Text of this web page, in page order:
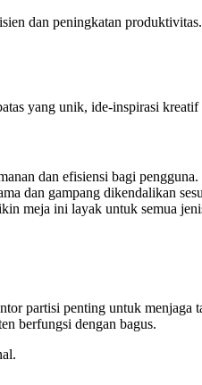
dan peningkatan
yang unik, ide-inspirasi
dan efisiensi bagi
dan gampang dikendalikan
meja ini layak untuk semua
partisi penting untuk menjaga
berfungsi dengan bagus.